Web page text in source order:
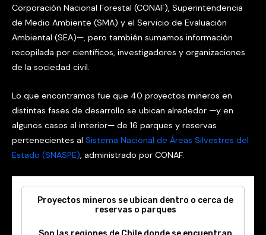
Corporación Nacional Forestal (CONAF), Superintendencia
de Medio Ambiente (SMA) y el Servicio de Evaluación
Ambiental (SEA)—, pero también sumamos información
recopilada por científicos, investigadores y organizaciones
de la sociedad civil.
Lo que encontramos fue que 40 proyectos mineros en
distintas fases de desarrollo se ubican alrededor —y en
algunos casos al interior— de 16 parques y reservas
pertenecientes al Sistema Nacional de Áreas Silvestres del
Estado (SNASPE), administrado por CONAF.